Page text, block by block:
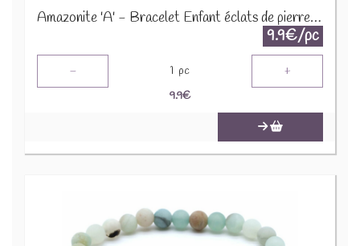
Amazonite 'A' - Bracelet Enfant éclats de pierres BRC-AMZX
9.9€/pc
- 1 pc +
9.9€